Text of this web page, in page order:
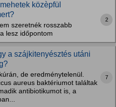
közèpfül
szeretnék rosszabb
lesz időpontom
2
a szájkitenyésztés utáni
de eredménytelenül.
aureus baktériumot találtak
antibiotikumot is, a
7